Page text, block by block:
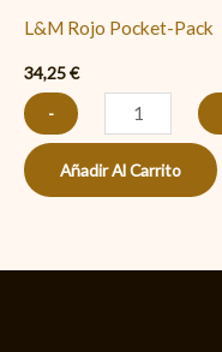
L&M Rojo Pocket-Pack
34,25€
-
Añadir Al Carrito